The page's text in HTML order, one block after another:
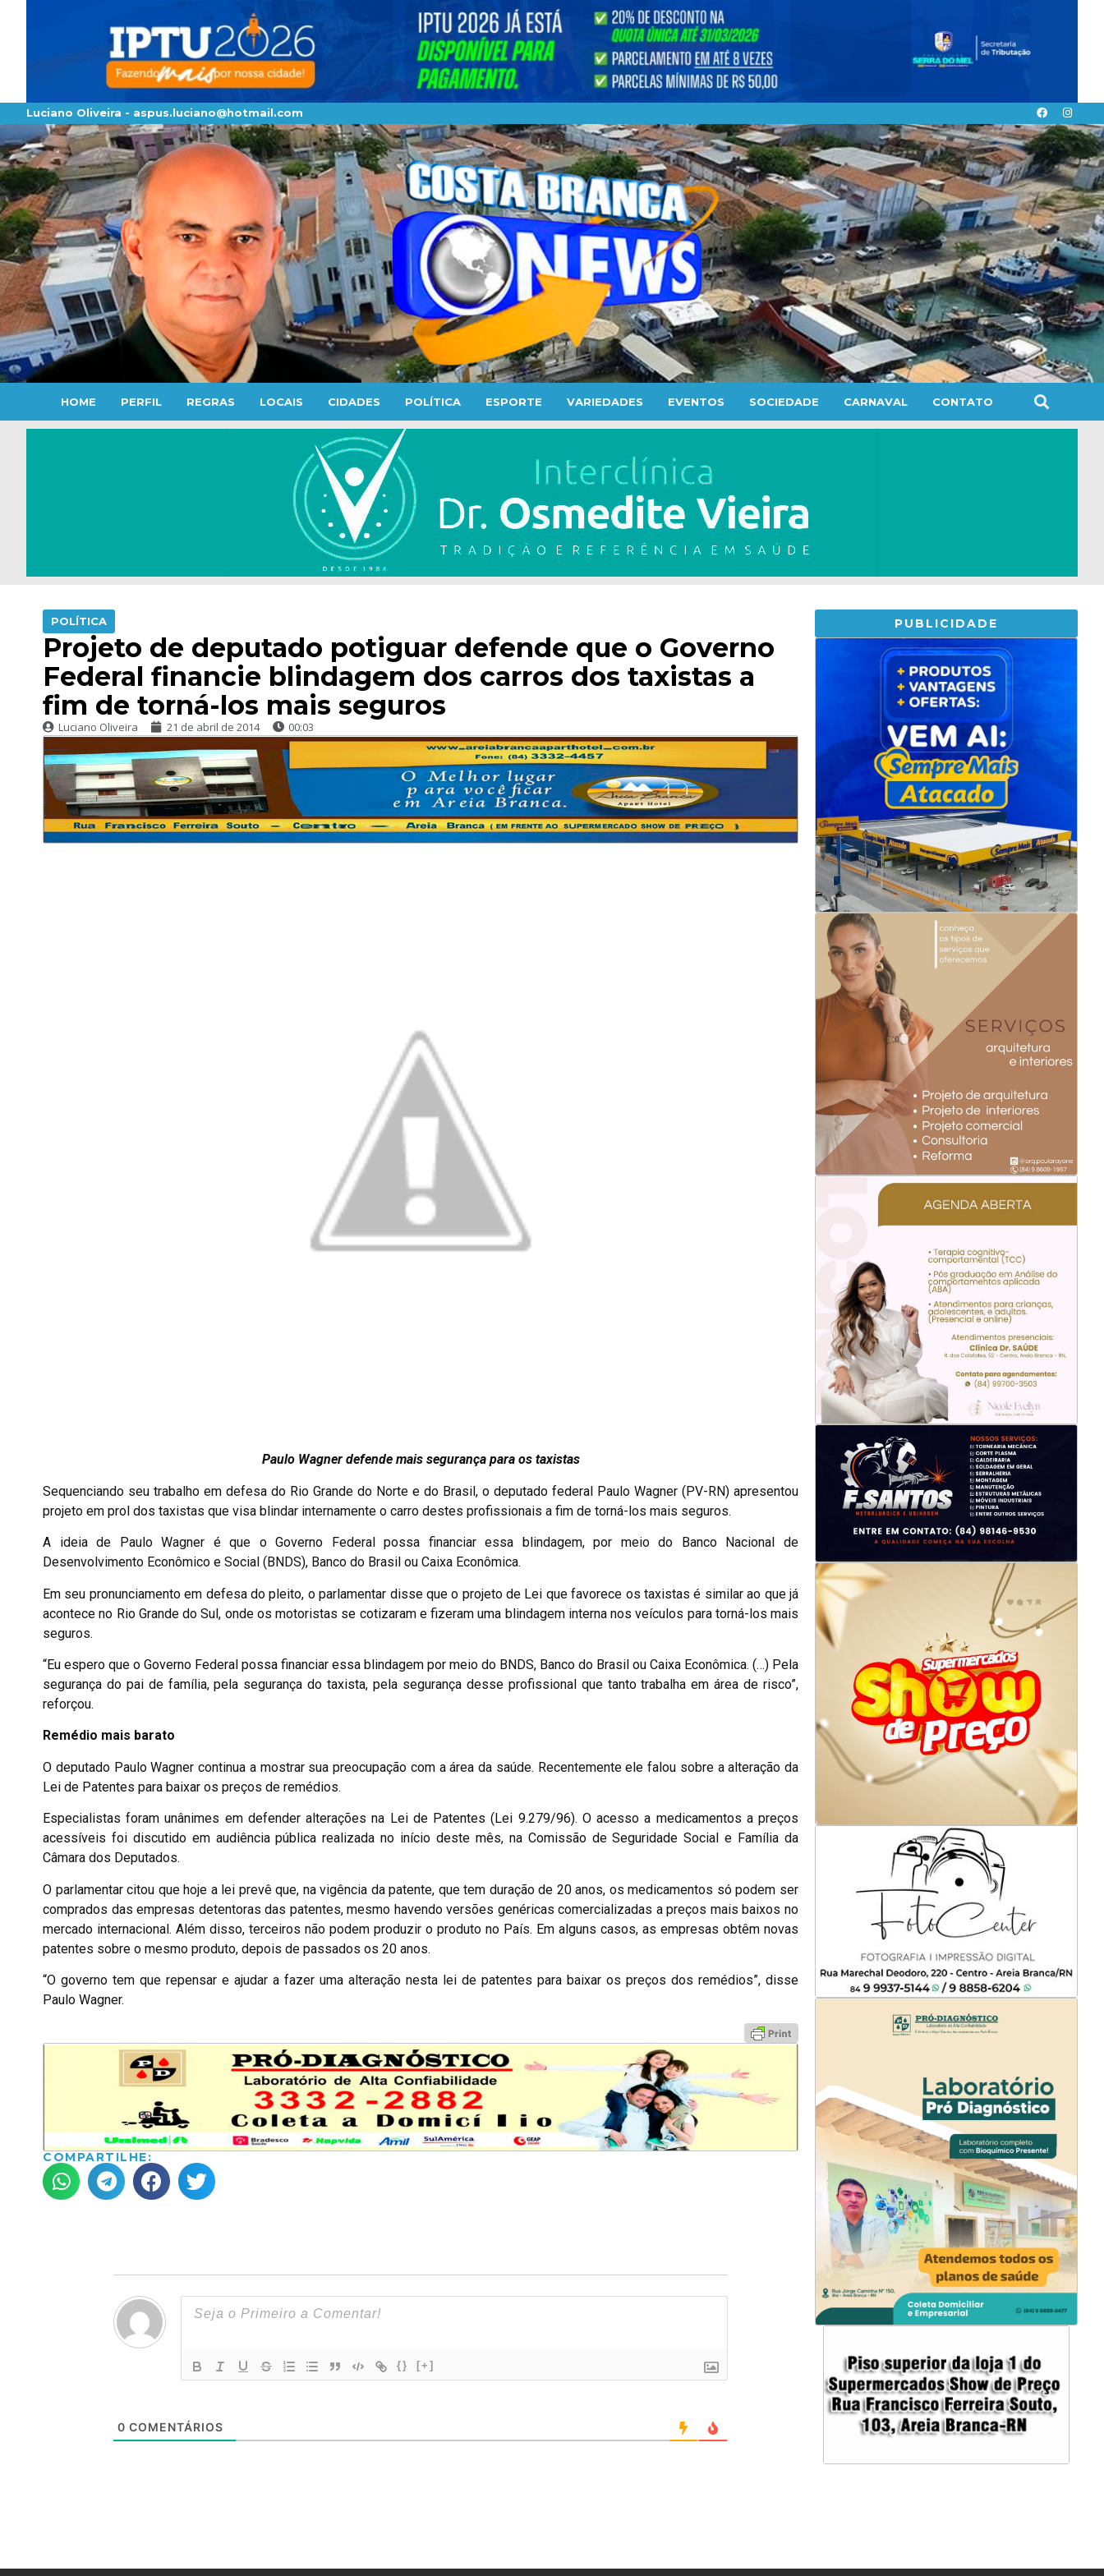
Luciano Oliveira - aspus.luciano@hotmail.com
HOME PERFIL REGRAS LOCAIS CIDADES POLÍTICA ESPORTE VARIEDADES EVENTOS SOCIEDADE CARNAVAL CONTATO
POLÍTICA
Projeto de deputado potiguar defende que o Governo
Federal financie blindagem dos carros dos taxistas a
fim de torná-los mais seguros
Luciano Oliveira 21 de abril de 2014 00:03
Paulo Wagner defende mais segurança para os taxistas
Sequenciando seu trabalho em defesa do Rio Grande do Norte e do Brasil, o deputado federal Paulo Wagner (PV-RN) apresentou
projeto em prol dos taxistas que visa blindar internamente o carro destes profissionais a fim de torná-los mais seguros.
A ideia de Paulo Wagner é que o Governo Federal possa financiar essa blindagem, por meio do Banco Nacional de
Desenvolvimento Econômico e Social (BNDS), Banco do Brasil ou Caixa Econômica.
Em seu pronunciamento em defesa do pleito, o parlamentar disse que o projeto de Lei que favorece os taxistas é similar ao que já
acontece no Rio Grande do Sul, onde os motoristas se cotizaram e fizeram uma blindagem interna nos veículos para torná-los mais
seguros.
“Eu espero que o Governo Federal possa financiar essa blindagem por meio do BNDS, Banco do Brasil ou Caixa Econômica. (…) Pela
segurança do pai de família, pela segurança do taxista, pela segurança desse profissional que tanto trabalha em área de risco”,
reforçou.
Remédio mais barato
O deputado Paulo Wagner continua a mostrar sua preocupação com a área da saúde. Recentemente ele falou sobre a alteração da
Lei de Patentes para baixar os preços de remédios.
Especialistas foram unânimes em defender alterações na Lei de Patentes (Lei 9.279/96). O acesso a medicamentos a preços
acessíveis foi discutido em audiência pública realizada no início deste mês, na Comissão de Seguridade Social e Família da
Câmara dos Deputados.
O parlamentar citou que hoje a lei prevê que, na vigência da patente, que tem duração de 20 anos, os medicamentos só podem ser
comprados das empresas detentoras das patentes, mesmo havendo versões genéricas comercializadas a preços mais baixos no
mercado internacional. Além disso, terceiros não podem produzir o produto no País. Em alguns casos, as empresas obtêm novas
patentes sobre o mesmo produto, depois de passados os 20 anos.
“O governo tem que repensar e ajudar a fazer uma alteração nesta lei de patentes para baixar os preços dos remédios”, disse
Paulo Wagner.
COMPARTILHE:
{} [+]
0 COMENTÁRIOS
PUBLICIDADE